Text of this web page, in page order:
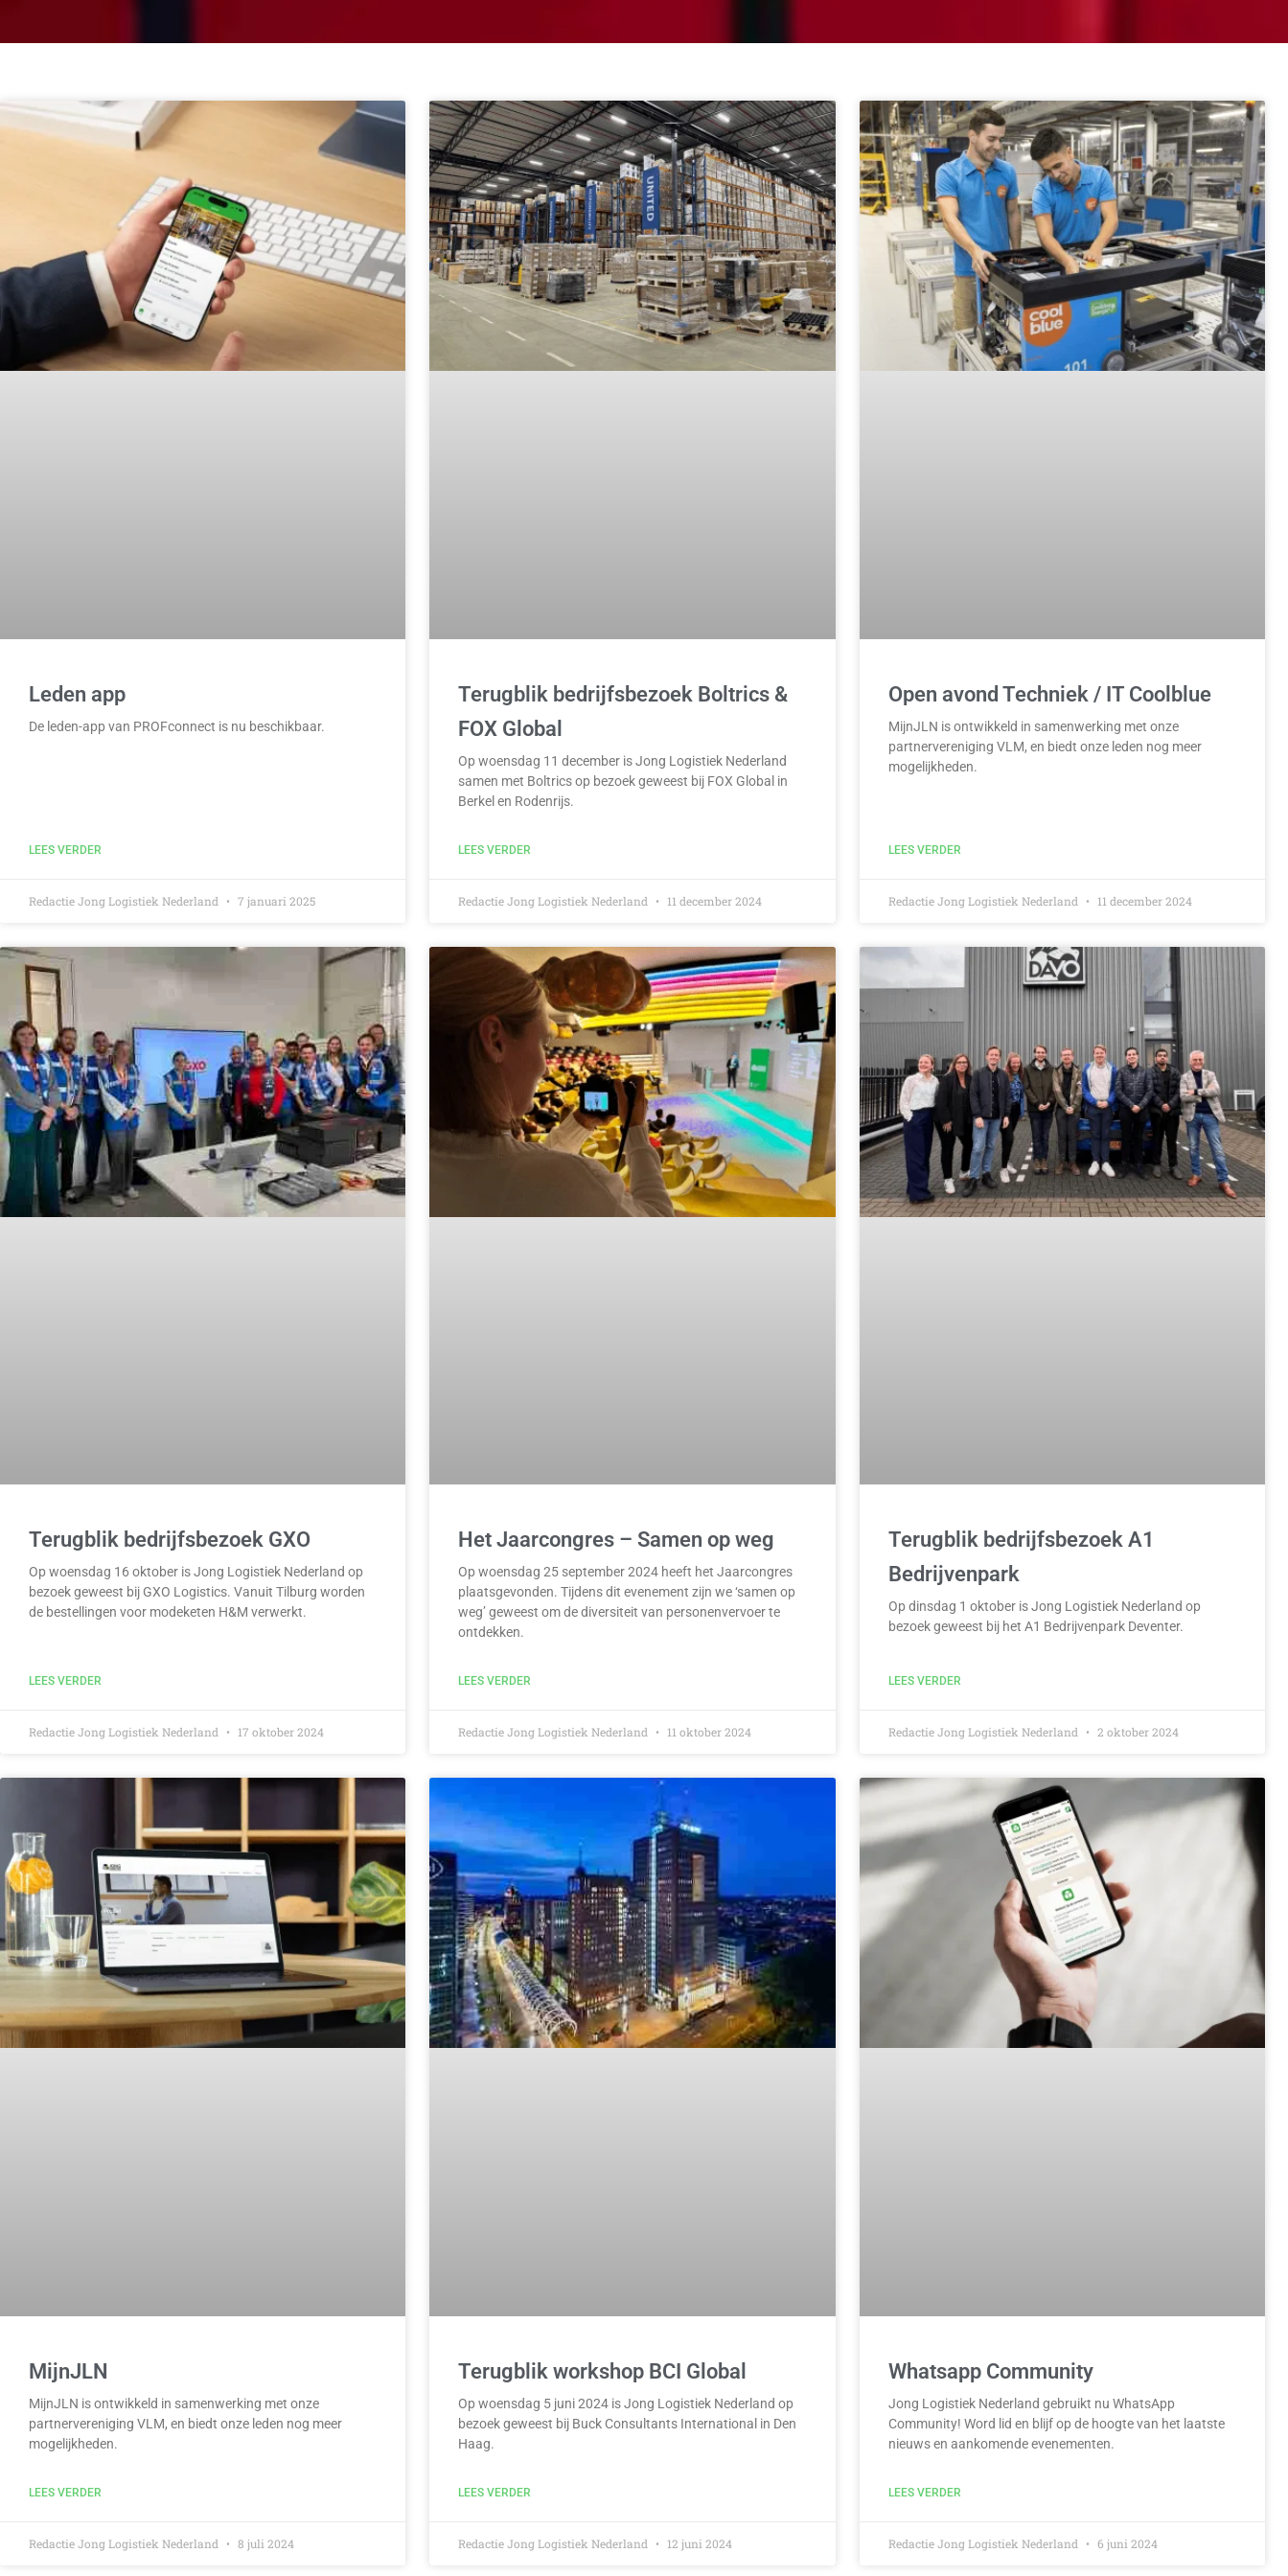
Leden app
De leden-app van PROFconnect is nu beschikbaar.
LEES VERDER
Redactie Jong Logistiek Nederland 7 januari 2025
Terugblik bedrijfsbezoek Boltrics &
FOX Global
Op woensdag 11 december is Jong Logistiek Nederland
samen met Boltrics op bezoek geweest bij FOX Global in
Berkel en Rodenrijs.
LEES VERDER
Redactie Jong Logistiek Nederland 11 december 2024
Open avond Techniek / IT Coolblue
MijnJLN is ontwikkeld in samenwerking met onze
partnervereniging VLM, en biedt onze leden nog meer
mogelijkheden.
LEES VERDER
Redactie Jong Logistiek Nederland 11 december 2024
Terugblik bedrijfsbezoek GXO
Op woensdag 16 oktober is Jong Logistiek Nederland op
bezoek geweest bij GXO Logistics. Vanuit Tilburg worden
de bestellingen voor modeketen H&M verwerkt.
LEES VERDER
Redactie Jong Logistiek Nederland 17 oktober 2024
Het Jaarcongres – Samen op weg
Op woensdag 25 september 2024 heeft het Jaarcongres
plaatsgevonden. Tijdens dit evenement zijn we ‘samen op
weg’ geweest om de diversiteit van personenvervoer te
ontdekken.
LEES VERDER
Redactie Jong Logistiek Nederland 11 oktober 2024
Terugblik bedrijfsbezoek A1
Bedrijvenpark
Op dinsdag 1 oktober is Jong Logistiek Nederland op
bezoek geweest bij het A1 Bedrijvenpark Deventer.
LEES VERDER
Redactie Jong Logistiek Nederland 2 oktober 2024
MijnJLN
MijnJLN is ontwikkeld in samenwerking met onze
partnervereniging VLM, en biedt onze leden nog meer
mogelijkheden.
LEES VERDER
Redactie Jong Logistiek Nederland 8 juli 2024
Terugblik workshop BCI Global
Op woensdag 5 juni 2024 is Jong Logistiek Nederland op
bezoek geweest bij Buck Consultants International in Den
Haag.
LEES VERDER
Redactie Jong Logistiek Nederland 12 juni 2024
Whatsapp Community
Jong Logistiek Nederland gebruikt nu WhatsApp
Community! Word lid en blijf op de hoogte van het laatste
nieuws en aankomende evenementen.
LEES VERDER
Redactie Jong Logistiek Nederland 6 juni 2024
Pagina
Pagina
Pagina
Pagina
Pagina